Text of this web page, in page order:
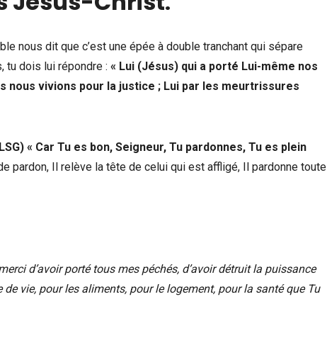
nous dit que c’est une épée à double tranchant qui sépare
tu dois lui répondre : « Lui (Jésus) qui a porté Lui-même nos
nous vivions pour la justice ; Lui par les meurtrissures
« Car Tu es bon, Seigneur, Tu pardonnes, Tu es plein
pardon, Il relève la tête de celui qui est affligé, Il pardonne toute
d’avoir porté tous mes péchés, d’avoir détruit la puissance
vie, pour les aliments, pour le logement, pour la santé que Tu